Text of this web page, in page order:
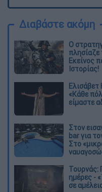
Διαβάστε ακόμη
O
Εκείνος
Ιστορίας!
«Κάθε
είμαστε
Στον
bar για
Στο
Τουρνάς:
ημέρες -
σε